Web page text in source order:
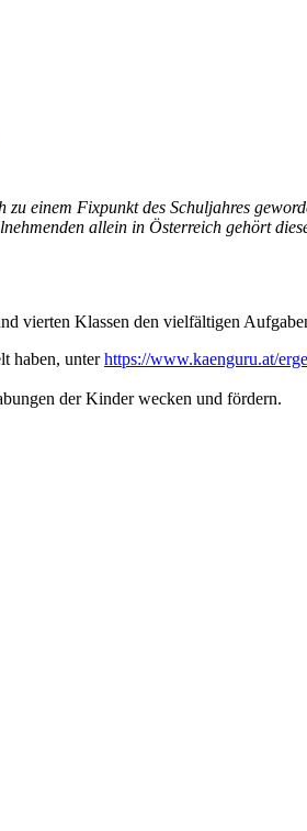
einem Fixpunkt des Schuljahres
allein in Österreich gehört
vierten Klassen den vielfältigen
haben, unterhttps://www.kaenguru.at/
der Kinder wecken und fördern.